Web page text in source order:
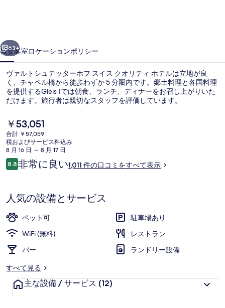
ッ
タ
ー
ホ
ス
イ
ス
オ
リ
テ
ィ
ホ
テ
63+
概要客室ロケーションポリシー
ヴァルトシュテッターホフ スイス クオリティ ホテルは立地が良
く、チャペル橋から徒歩わずか 5 分圏内です。郷土料理と各国料理
を提供するGleis 1では朝食、ランチ、ディナーをお召し上がりいた
だけます。旅行者は親切なスタッフを評価しています。
現
在
の
料
金
は
す
￥53,051
合計 ￥57,059
税およびサービス料込み
8 月 16 日 ～ 8 月 17 日
口
コ
8.810段階中8.8
非常に良い1,011 件の口コミをすべて表示
人気の設備とサービス
ペット可
駐車場あり
WiFi (無料)
レストラン
バー
ランドリー設備
すべて見る
主な設備 / サービス (12)